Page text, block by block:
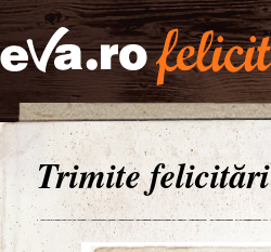
Trimite felicitări